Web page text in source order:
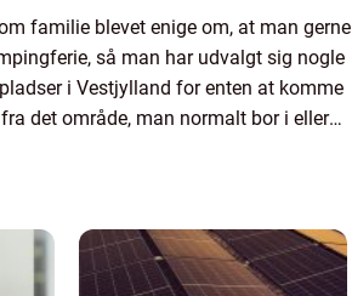
familie blevet enige om, at man gerne
så man har udvalgt sig nogle
i Vestjylland for enten at komme
det område, man normalt bor i eller